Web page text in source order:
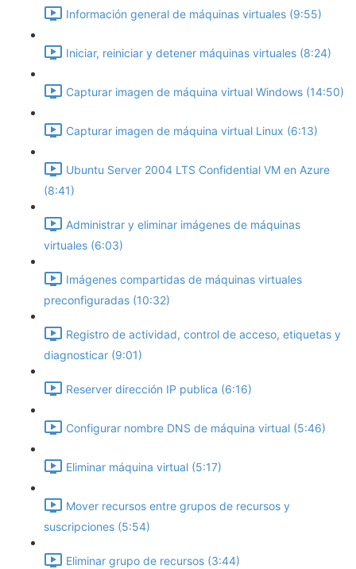
Información general de máquinas virtuales (9:55)
Iniciar, reiniciar y detener máquinas virtuales (8:24)
Capturar imagen de máquina virtual Windows (14:50)
Capturar imagen de máquina virtual Linux (6:13)
Ubuntu Server 2004 LTS Confidential VM en Azure
(8:41)
Administrar y eliminar imágenes de máquinas
virtuales (6:03)
Imágenes compartidas de máquinas virtuales
preconfiguradas (10:32)
Registro de actividad, control de acceso, etiquetas y
diagnosticar (9:01)
Reserver dirección IP publica (6:16)
Configurar nombre DNS de máquina virtual (5:46)
Eliminar máquina virtual (5:17)
Mover recursos entre grupos de recursos y
suscripciones (5:54)
Eliminar grupo de recursos (3:44)